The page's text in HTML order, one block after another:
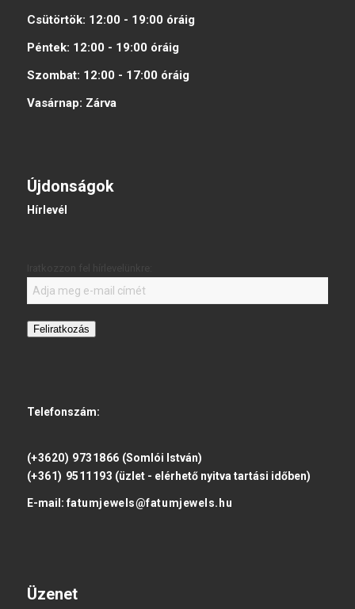
Csütörtök: 12:00 - 19:00 óráig
Péntek: 12:00 - 19:00 óráig
Szombat: 12:00 - 17:00 óráig
Vasárnap: Zárva
Újdonságok
Hírlevél
Feliratkozás
Telefonszám:
(+3620) 9731866 (Somlói István)
(+361) 9511193 (üzlet - elérhető nyitva tartási időben)
E-mail: fatumjewels@fatumjewels.hu
Üzenet